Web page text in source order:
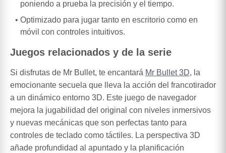
poniendo a prueba la precisión y el tiempo.
Optimizado para jugar tanto en escritorio como en
móvil con controles intuitivos.
Juegos relacionados y de la serie
Si disfrutas de Mr Bullet, te encantará Mr Bullet 3D, la
emocionante secuela que lleva la acción del francotirador
a un dinámico entorno 3D. Este juego de navegador
mejora la jugabilidad del original con niveles inmersivos
y nuevas mecánicas que son perfectas tanto para
controles de teclado como táctiles. La perspectiva 3D
añade profundidad al apuntado y la planificación